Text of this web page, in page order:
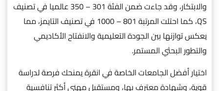
والابتكار، وقد جاءت ضمن الفئة 301 – 350 عالميا في تصنيف
QS، كما احتلت المرتبة 801 – 1000 في تصنيف التايمز، مما
يعكس توازنها بين الجودة التعليمية والانفتاح الأكاديمي
والتطور البحثي المستمر.
اختيار أفضل الجامعات الخاصة في انقرة يمنحك فرصة لدراسة
قوية، وشهادة معترف بها، ومستقبل مهني أكثر تنافسية